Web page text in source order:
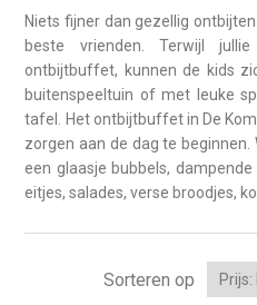
Niets fijner dan gezellig
beste vrienden. Terwijl
ontbijtbuffet, kunnen de kids
buitenspeeltuin of met leuke
tafel. Het ontbijtbuffet in De
zorgen aan de dag te
een glaasje bubbels,
eitjes, salades, verse broodjes,
Sorteren op